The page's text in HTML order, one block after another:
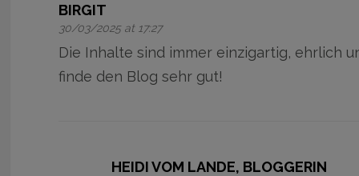
BIRGIT
30/03/2025 at 17:27
Die Inhalte sind immer einzigartig, ehrlich
finde den Blog sehr gut!
HEIDI VOM LANDE, BLOGGERIN